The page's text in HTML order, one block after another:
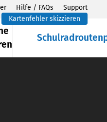
Hilfe / FAQs
Support
Kartenfehler skizzieren